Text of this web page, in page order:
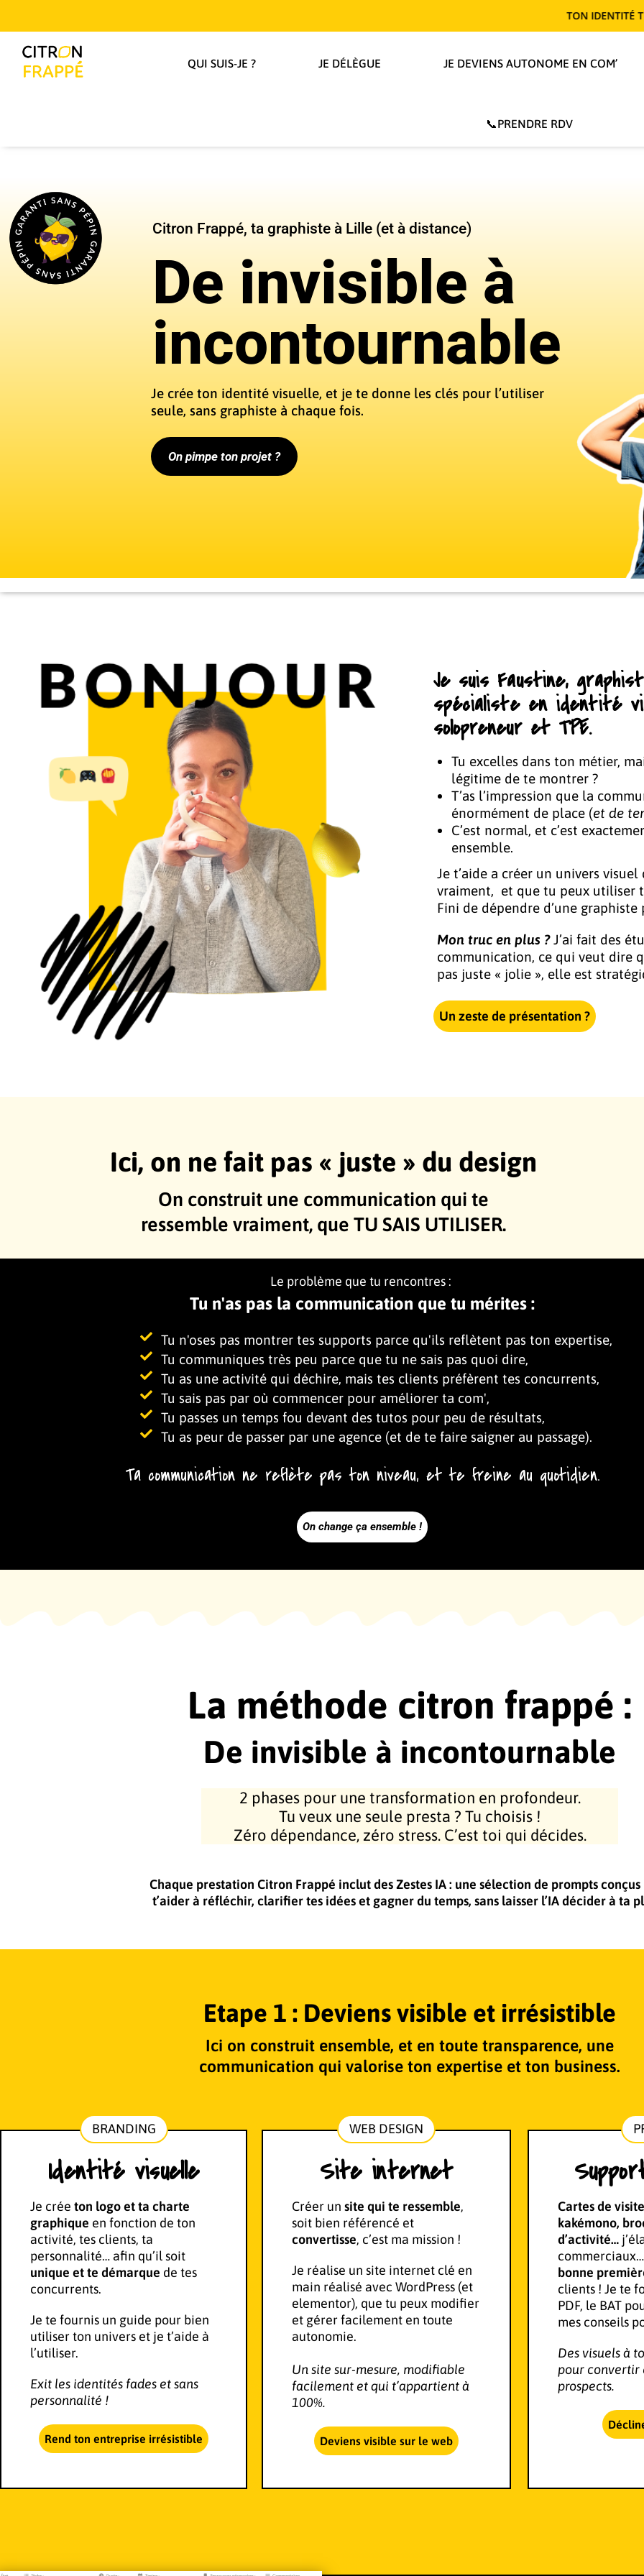
TON IDENTITÉ TE REND T-
QUI SUIS-JE ? JE DÉLÈGUE JE DEVIENS AUTONOME EN COM’
📞PRENDRE RDV
Citron Frappé, ta graphiste à Lille (et à distance)
De invisible à
incontournable
Je crée ton identité visuelle, et je te donne les clés pour l’utiliser
seule, sans graphiste à chaque fois.
On pimpe ton projet ?
Je suis Faustine,
spécialiste en identité
solopreneur et TPE.
Tu excelles dans ton métier,
légitime de te montrer ?
T’as l’impression que la
énormément de place (et de
C’est normal, et c’est
ensemble.
Je t’aide a créer un univers
vraiment, et que tu peux utiliser
Fini de dépendre d’une
Mon truc en plus ?J’ai fait des
communication, ce qui veut dire
pas juste « jolie », elle est
Un zeste de présentation ?
Ici, on ne fait pas « juste » du design
On construit une communication qui te
ressemble vraiment, que TU SAIS UTILISER.
Le problème que tu rencontres :
Tu n'as pas la communication que tu mérites :
Tu n'oses pas montrer tes supports parce qu'ils reflètent pas ton expertise,
Tu communiques très peu parce que tu ne sais pas quoi dire,
Tu as une activité qui déchire, mais tes clients préfèrent tes concurrents,
Tu sais pas par où commencer pour améliorer ta com',
Tu passes un temps fou devant des tutos pour peu de résultats,
Tu as peur de passer par une agence (et de te faire saigner au passage).
Ta communication ne reflète pas ton niveau, et te freine au quotidien.
On change ça ensemble !
La méthode citron frappé :
De invisible à incontournable
2 phases pour une transformation en profondeur.
Tu veux une seule presta ? Tu choisis !
Zéro dépendance, zéro stress. C’est toi qui décides.
Chaque prestation Citron Frappé inclut des Zestes IA : une sélection de prompts
t’aider à réfléchir, clarifier tes idées et gagner du temps, sans laisser l’IA décider à ta
Etape 1 : Deviens visible et irrésistible
Ici on construit ensemble, et en toute transparence, une
communication qui valorise ton expertise et ton business.
BRANDING
Identité visuelle
Je crée ton logo et ta charte
graphique en fonction de ton
activité, tes clients, ta
personnalité… afin qu’il soit
unique et te démarque de tes
concurrents.
Je te fournis un guide pour bien
utiliser ton univers et je t’aide à
l’utiliser.
Exit les identités fades et sans
personnalité !
Rend ton entreprise irrésistible
WEB DESIGN
Site internet
Créer unsite qui te ressemble,
soit bien référencé et
convertisse, c’est ma mission !
Je réalise un site internet clé en
main réalisé avecWordPress (et
elementor), que tu peux modifier
et gérer facilement en toute
autonomie.
Un site sur-mesure, modifiable
facilement et qui t’appartient à
100%.
Deviens visible sur le web
Cartes de
kakémono,
d’activité…
bonne
clients ! Je te
PDF, le BAT
mes conseils
Des visuels à
pour convertir
prospects.